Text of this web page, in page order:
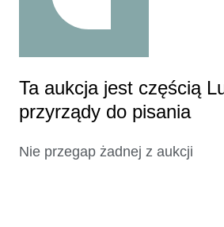
Ta aukcja jest częścią
przyrządy do pisania
Nie przegap żadnej z aukcji